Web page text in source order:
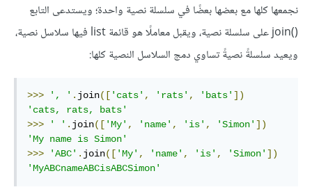
نجمعها كلها مع بعضها بعضًا في سلسلة نصية واحدة؛ ويستدعى التابع
join()
على سلسلة نصية، ويقبل معاملًا هو قائمة list فيها سلاسل نصية،
ويعيد سلسلةً نصيةً تساوي دمج السلاسل النصية كلها:
>>> ', ' . join([ 'cats' , 'rats' , 'bats' ])
'cats, rats, bats'
>>>
' ' . join([ 'My' , 'name' , 'is' , 'Simon' ])
'My name is Simon'
>>>
'ABC' . join([ 'My' , 'name' , 'is' , 'Simon' ])
'MyABCnameABCisABCSimon'